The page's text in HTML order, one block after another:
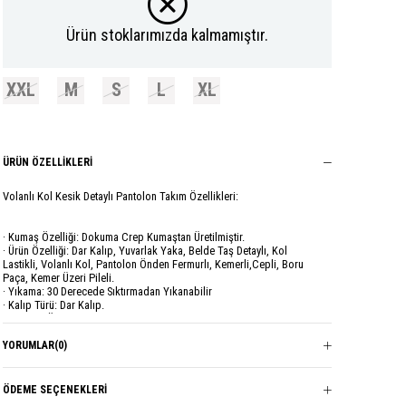
Ürün stoklarımızda kalmamıştır.
XXL M S L XL
ÜRÜN ÖZELLIKLERI
Volanlı Kol Kesik Detaylı Pantolon Takım Özellikleri:
· Kumaş Özelliği: Dokuma Crep Kumaştan Üretilmiştir.
· Ürün Özelliği: Dar Kalıp, Yuvarlak Yaka, Belde Taş Detaylı, Kol
Lastikli, Volanlı Kol, Pantolon Önden Fermurlı, Kemerli,Cepli, Boru
Paça, Kemer Üzeri Pileli.
· Yıkama: 30 Derecede Sıktırmadan Yıkanabilir
· Kalıp Türü: Dar Kalıp.
· Modelin Üzerindeki Ürün S Bedendir.
· M Üst Beden: Göğüs: 50 cm, Bel - 40 cm, Boy: 100 cm.
· M Alt Beden: Bel: 40 cm, Boy: 95 cm.
YORUMLAR(0)
ÖDEME SEÇENEKLERI